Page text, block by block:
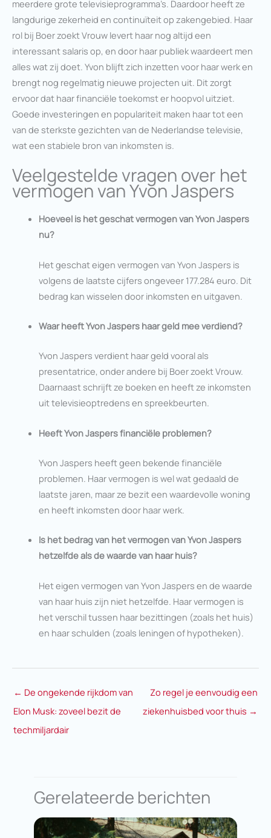
meerdere grote televisieprogramma’s. Daardoor heeft ze
langdurige zekerheid en continuïteit op zakengebied. Haar
rol bij Boer zoekt Vrouw levert haar nog altijd een
interessant salaris op, en door haar publiek waardeert men
alles wat zij doet. Yvon blijft zich inzetten voor haar werk en
brengt nog regelmatig nieuwe projecten uit. Dit zorgt
ervoor dat haar financiële toekomst er hoopvol uitziet.
Goede investeringen en populariteit maken haar tot een
van de sterkste gezichten van de Nederlandse televisie,
wat een stabiele bron van inkomsten is.
Veelgestelde vragen over het
vermogen van Yvon Jaspers
Hoeveel is het geschat vermogen van Yvon Jaspers
nu?
Het geschat eigen vermogen van Yvon Jaspers is
volgens de laatste cijfers ongeveer 177.284 euro. Dit
bedrag kan wisselen door inkomsten en uitgaven.
Waar heeft Yvon Jaspers haar geld mee verdiend?
Yvon Jaspers verdient haar geld vooral als
presentatrice, onder andere bij Boer zoekt Vrouw.
Daarnaast schrijft ze boeken en heeft ze inkomsten
uit televisieoptredens en spreekbeurten.
Heeft Yvon Jaspers financiële problemen?
Yvon Jaspers heeft geen bekende financiële
problemen. Haar vermogen is wel wat gedaald de
laatste jaren, maar ze bezit een waardevolle woning
en heeft inkomsten door haar werk.
Is het bedrag van het vermogen van Yvon Jaspers
hetzelfde als de waarde van haar huis?
Het eigen vermogen van Yvon Jaspers en de waarde
van haar huis zijn niet hetzelfde. Haar vermogen is
het verschil tussen haar bezittingen (zoals het huis)
en haar schulden (zoals leningen of hypotheken).
← De ongekende rijkdom van
Elon Musk: zoveel bezit de
techmiljardair
Zo regel je eenvoudig een
ziekenhuisbed voor thuis →
Gerelateerde berichten